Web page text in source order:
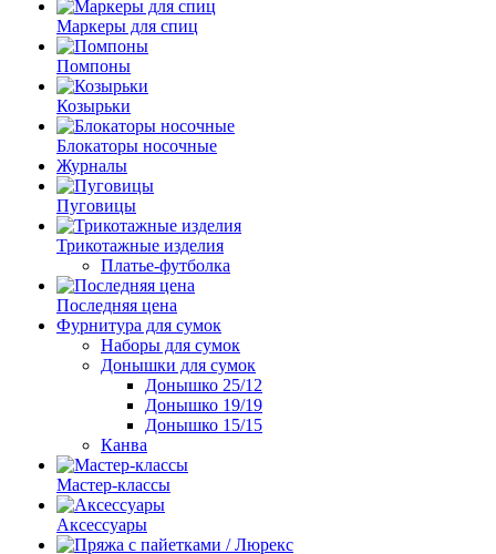
Маркеры для спиц
Помпоны
Козырьки
Блокаторы носочные
Журналы
Пуговицы
Трикотажные изделия
Платье-футболка
Последняя цена
Фурнитура для сумок
Наборы для сумок
Донышки для сумок
Донышко 25/12
Донышко 19/19
Донышко 15/15
Канва
Мастер-классы
Аксессуары